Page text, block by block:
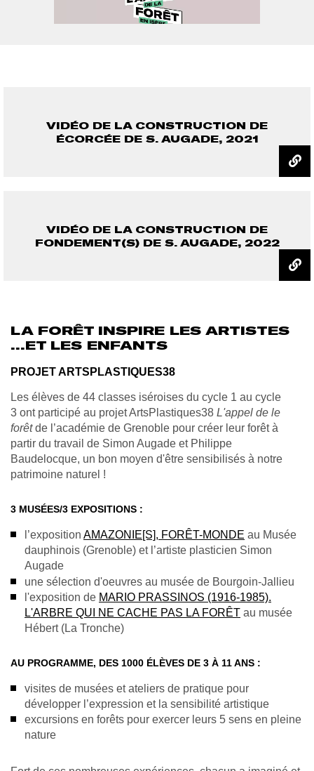
VIDÉO DE LA CONSTRUCTION DE
ÉCORCÉE DE S. AUGADE, 2021
VIDÉO DE LA CONSTRUCTION DE
FONDEMENT(S) DE S. AUGADE, 2022
LA FORÊT INSPIRE LES ARTISTES
...ET LES ENFANTS
PROJET ARTSPLASTIQUES38
Les élèves de 44 classes iséroises du cycle 1 au cycle
3 ont participé au projet ArtsPlastiques38 L'appel de le
forêt de l’académie de Grenoble pour créer leur forêt à
partir du travail de Simon Augade et Philippe
Baudelocque, un bon moyen d'être sensibilisés à notre
patrimoine naturel !
3 MUSÉES/3 EXPOSITIONS :
l’exposition AMAZONIE[S], FORÊT-MONDE au Musée
dauphinois (Grenoble) et l’artiste plasticien Simon
Augade
une sélection d'oeuvres au musée de Bourgoin-Jallieu
l'exposition de MARIO PRASSINOS (1916-1985).
L'ARBRE QUI NE CACHE PAS LA FORÊT au musée
Hébert (La Tronche)
AU PROGRAMME, DES 1000 ÉLÈVES DE 3 À 11 ANS :
visites de musées et ateliers de pratique pour
développer l’expression et la sensibilité artistique
excursions en forêts pour exercer leurs 5 sens en pleine
nature